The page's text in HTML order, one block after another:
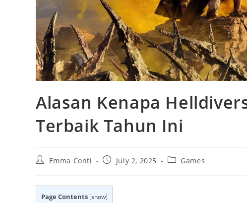
Alasan Kenapa
Terbaik Tahun Ini
PostEmma Conti
PostJuly 2, 2025
PostGames
Page Contents [show]